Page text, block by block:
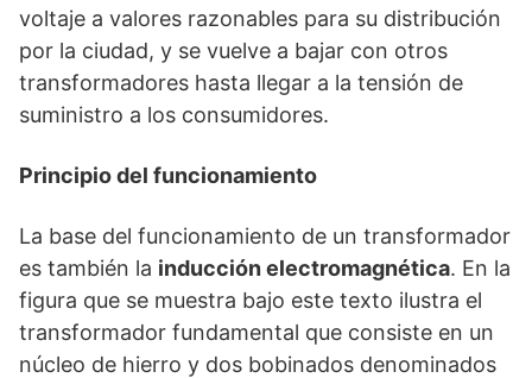
voltaje a valores razonables para su distribución
por la ciudad, y se vuelve a bajar con otros
transformadores hasta llegar a la tensión de
suministro a los consumidores.
Principio del funcionamiento
La base del funcionamiento de un transformador
es también la inducción electromagnética. En la
figura que se muestra bajo este texto ilustra el
transformador fundamental que consiste en un
núcleo de hierro y dos bobinados denominados